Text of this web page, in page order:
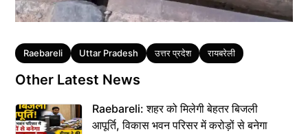
Tags
Raebareli Uttar Pradesh उत्तर प्रदेश रायबरेली
Other Latest News
Raebareli: शहर को मिलेगी बेहतर बिजली
आपूर्ति, विकास भवन परिसर में करोड़ों से बनेगा